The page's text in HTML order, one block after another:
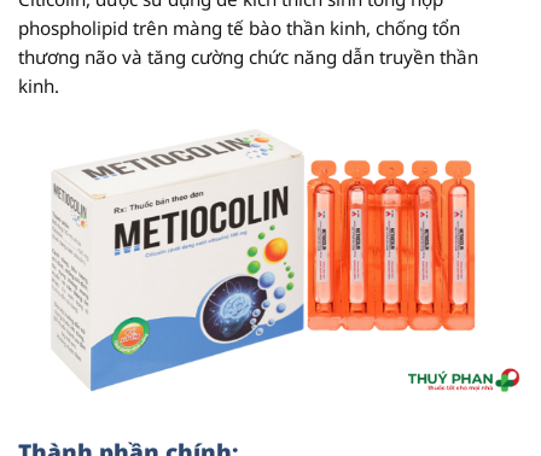
phospholipid trên màng tế bào thần kinh, chống tổn
thương não và tăng cường chức năng dẫn truyền thần
kinh.